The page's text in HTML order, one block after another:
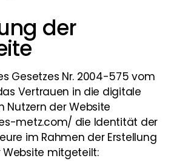
der
Gesetzes Nr. 2004-575 vom
Vertrauen in die digitale
Nutzern der Website
metz.com/ die Identität der
im Rahmen der Erstellung
mitgeteilt: